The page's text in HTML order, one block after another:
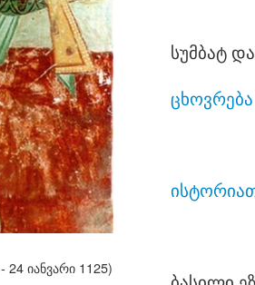
24 იანვარი 1125)
სუმბატ